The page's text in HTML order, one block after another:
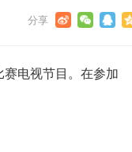
电视节目。在参加